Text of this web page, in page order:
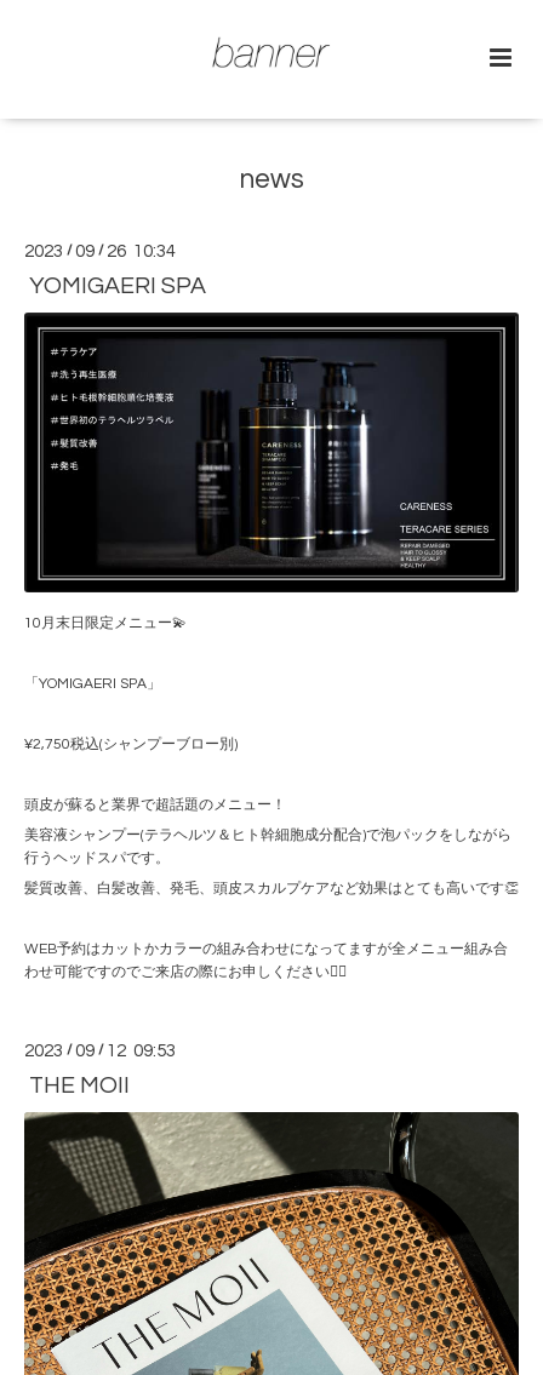
news
2023 /09 / 26 10:34
YOMIGAERI SPA
10月末日限定メニュー💫
「YOMIGAERI SPA」
¥2,750税込(シャンプーブロー別)
頭皮が蘇ると業界で超話題のメニュー！
美容液シャンプー(テラヘルツ＆ヒト幹細胞成分配合)で泡パックをしながら
行うヘッドスパです。
髪質改善、白髪改善、発毛、頭皮スカルプケアなど効果はとても高いです👏
WEB予約はカットかカラーの組み合わせになってますが全メニュー組み合
わせ可能ですのでご来店の際にお申しください🙋‍♂️
2023 /09 / 12 09:53
THE MOII